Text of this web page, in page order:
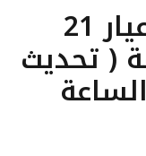
ما هو سعر الذهب عيار 21
( تحديث
الساعة